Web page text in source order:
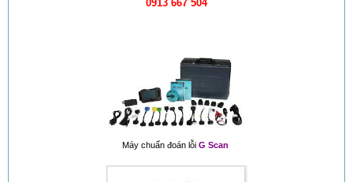
0913 667 504
Máy chuẩn đoán lỗi G Scan